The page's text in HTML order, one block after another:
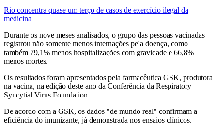
Rio concentra quase um terço de casos de exercício ilegal da
medicina
Durante os nove meses analisados, o grupo das pessoas vacinadas
registrou não somente menos internações pela doença, como
também 79,1% menos hospitalizações com gravidade e 66,8%
menos mortes.
Os resultados foram apresentados pela farmacêutica GSK, produtora
na vacina, na edição deste ano da Conferência da Respiratory
Syncytial Virus Foundation.
De acordo com a GSK, os dados "de mundo real" confirmam a
eficiência do imunizante, já demonstrada nos ensaios clínicos.